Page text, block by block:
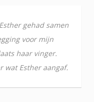
gehad samen
voor mijn
haar vinger.
wat Esther aangaf.